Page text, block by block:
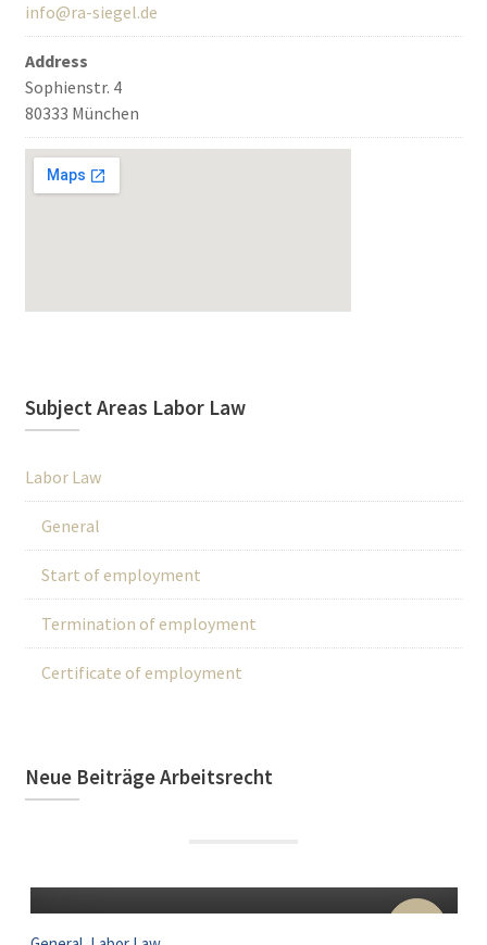
info@ra-siegel.de
Address
Sophienstr. 4
80333 München
Subject Areas Labor Law
Labor Law
General
Start of employment
Termination of employment
Certificate of employment
Neue Beiträge Arbeitsrecht
22